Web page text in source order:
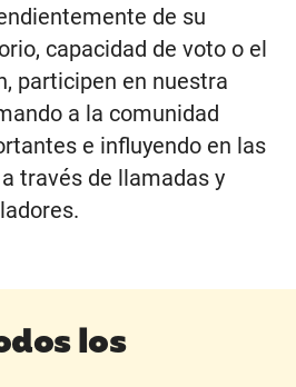
de su
capacidad de voto o el
participen en nuestra
a la comunidad
e influyendo en las
través de llamadas y
los